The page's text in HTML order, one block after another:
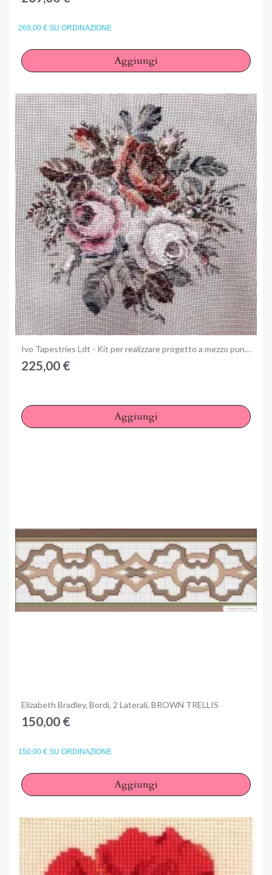
269,00 € SU ORDINAZIONE
Aggiungi
Anteprima Ivo Tapestries Ldt - Kit per realizzare progetto a mezzo punto 21/463F95
225,00 €
Aggiungi
Anteprima
Elizabeth Bradley, Bordi, 2 Laterali, BROWN TRELLIS
150,00 €
150,00 € SU ORDINAZIONE
Aggiungi
list.